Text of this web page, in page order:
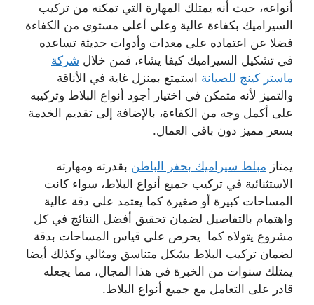
أنواعه، حيث أنه يمتلك المهارة التي تمكنه من تركيب
السيراميك بكفاءة عالية وعلى أعلى مستوى من الكفاءة
فضلا عن اعتماده على معدات وأدوات حديثة تساعده
في تشكيل السيراميك كيفا يشاء، فمن خلال شركة
ماستر كينج للصيانة استمتع بمنزل غاية في الأناقة
والتميز لأنه متمكن في اختيار أجود أنواع البلاط وتركيبه
على أكمل وجه من الكفاءة، بالإضافة إلى تقديم الخدمة
بسعر مميز دون باقي العمال.
يمتاز مبلط سيراميك بحفر الباطن بقدرته ومهارته
الاستثنائية في تركيب جميع أنواع البلاط، سواء كانت
المساحات كبيرة أو صغيرة كما يعتمد على دقة عالية
واهتمام بالتفاصيل لضمان تحقيق أفضل النتائج في كل
مشروع يتولاه كما يحرص على قياس المساحات بدقة
لضمان تركيب البلاط بشكل متناسق ومثالي وكذلك أيضا
يمتلك سنوات من الخبرة في هذا المجال، مما يجعله
قادر على التعامل مع جميع أنواع البلاط.